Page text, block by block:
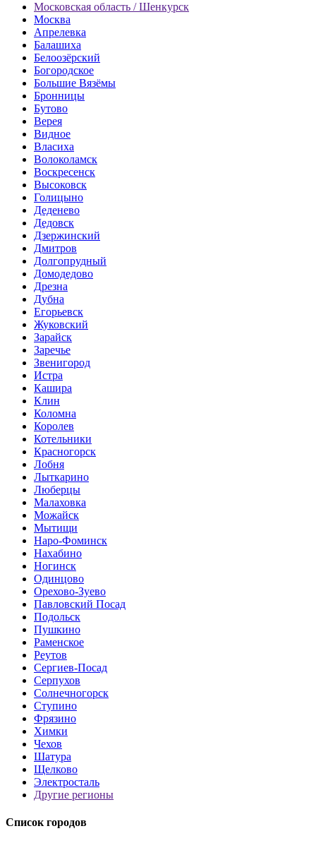
Московская область / Шенкурск
Москва
Апрелевка
Балашиха
Белоозёрский
Богородское
Большие Вязёмы
Бронницы
Бутово
Верея
Видное
Власиха
Волоколамск
Воскресенск
Высоковск
Голицыно
Деденево
Дедовск
Дзержинский
Дмитров
Долгопрудный
Домодедово
Дрезна
Дубна
Егорьевск
Жуковский
Зарайск
Заречье
Звенигород
Истра
Кашира
Клин
Коломна
Королев
Котельники
Красногорск
Лобня
Лыткарино
Люберцы
Малаховка
Можайск
Мытищи
Наро-Фоминск
Нахабино
Ногинск
Одинцово
Орехово-Зуево
Павловский Посад
Подольск
Пушкино
Раменское
Реутов
Сергиев-Посад
Серпухов
Солнечногорск
Ступино
Фрязино
Химки
Чехов
Шатура
Щелково
Электросталь
Другие регионы
Список городов